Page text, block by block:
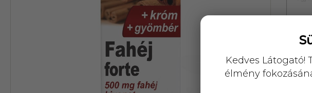
Kedves Látogató!
élmény